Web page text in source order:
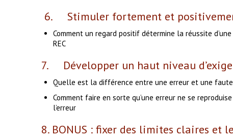
6. Stimuler fortement et
Comment un regard positif détermine la réussite
REC
7. Développer un haut niveau
Quelle est la différence entre une erreur et une
Comment faire en sorte qu’une erreur ne se
l’erreur
8. BONUS : fixer des limites claires et